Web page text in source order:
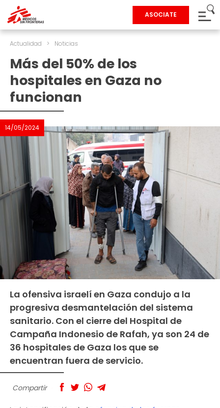
ASOCIATE
Actualidad > Noticias
Más del 50% de los
hospitales en Gaza no
funcionan
14/05/2024
La ofensiva israelí en Gaza condujo a la
progresiva desmantelación del sistema
sanitario. Con el cierre del Hospital de
Campaña Indonesio de Rafah, ya son 24 de
36 hospitales de Gaza los que se
encuentran fuera de servicio.
Compartir